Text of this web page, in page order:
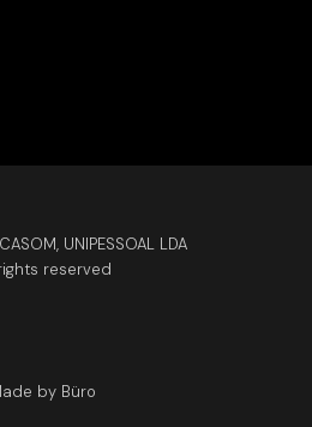
UNIPESSOAL LDA
reserved
by Büro